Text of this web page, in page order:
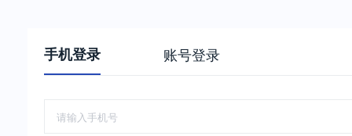
手机登录 账号登录